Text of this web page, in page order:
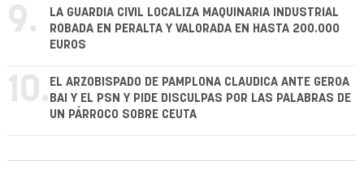
9.
LA GUARDIA CIVIL LOCALIZA MAQUINARIA INDUSTRIAL
ROBADA EN PERALTA Y VALORADA EN HASTA 200.000
EUROS
10. EL ARZOBISPADO DE PAMPLONA CLAUDICA ANTE GEROA
BAI Y EL PSN Y PIDE DISCULPAS POR LAS PALABRAS DE
UN PÁRROCO SOBRE CEUTA